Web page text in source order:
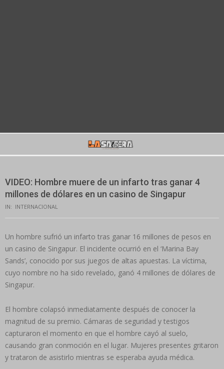
VIDEO: Hombre muere de un infarto tras ganar 4
millones de dólares en un casino de Singapur
IN: INTERNACIONAL
Un hombre sufrió un infarto tras ganar 16 millones de pesos en
un casino de Singapur. El incidente ocurrió en el ‘Marina Bay
Sands’, conocido por sus juegos de altas apuestas. La víctima,
cuyo nombre no ha sido revelado, ganó 4 millones de dólares de
Singapur.
El hombre colapsó inmediatamente después de conocer la
magnitud de su premio. Cámaras de seguridad y testigos
capturaron el momento en que el hombre cayó al suelo,
causando gran conmoción en el lugar. Mujeres presentes gritaron
y trataron de asistirlo mientras se esperaba ayuda médica.